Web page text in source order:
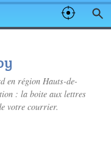
en région Hauts-de-
: la boite aux lettres
votre courrier.